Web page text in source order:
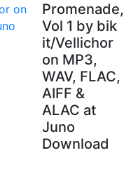
Promenade,
Vol 1 by bik
it/Vellichor
on MP3,
WAV, FLAC,
AIFF &
ALAC at
Juno
Download